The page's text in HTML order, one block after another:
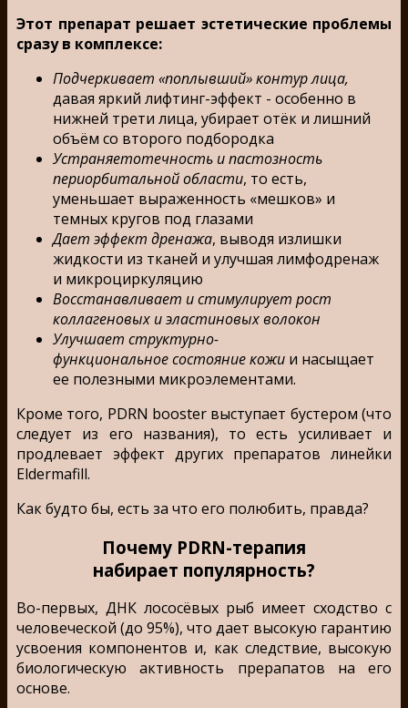
Этот препарат решает эстетические проблемы
сразу в комплексе:
Подчеркивает «поплывший» контур лица,
давая яркий лифтинг-эффект - особенно в
нижней трети лица, убирает отёк и лишний
объём со второго подбородка
Устраняетотечность и пастозность
периорбитальной области, то есть,
уменьшает выраженность «мешков» и
темных кругов под глазами
Дает эффект дренажа, выводя излишки
жидкости из тканей и улучшая лимфодренаж
и микроциркуляцию
Восстанавливает и стимулирует рост
коллагеновых и эластиновых волокон
Улучшает структурно-
функциональное состояние кожи и насыщает
ее полезными микроэлементами.
Кроме того, PDRN booster выступает бустером (что
следует из его названия), то есть усиливает и
продлевает эффект других препаратов линейки
Eldermafill.
Как будто бы, есть за что его полюбить, правда?
Почему PDRN-терапия
набирает популярность?
Во-первых, ДНК лососёвых рыб имеет сходство с
человеческой (до 95%), что дает высокую гарантию
усвоения компонентов и, как следствие, высокую
биологическую активность прерапатов на его
основе.